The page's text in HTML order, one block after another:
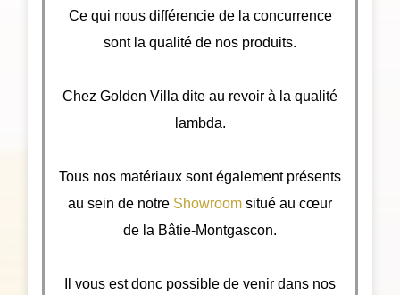
Ce qui nous différencie de la concurrence
sont la qualité de nos produits.
Chez Golden Villa dite au revoir à la qualité
lambda.
Tous nos matériaux sont également présents
au sein de notre Showroom situé au cœur
de la Bâtie-Montgascon.
Il vous est donc possible de venir dans nos